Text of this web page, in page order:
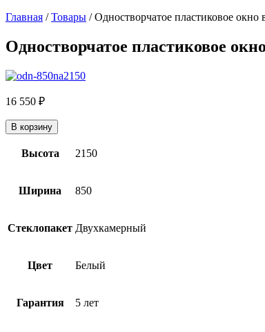
Главная /Товары /Одностворчатое пластиковое
Одностворчатое пластиковое
16 550 ₽
В корзину
Высота 2150
Ширина 850
Стеклопакет Двухкамерный
Цвет Белый
Гарантия 5 лет